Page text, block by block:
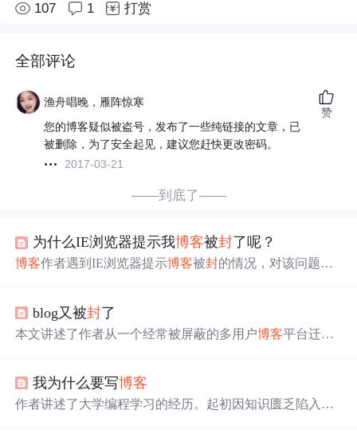
107 1 打赏
全部评论
渔舟唱晚，雁阵惊寒
您的博客疑似被盗号，发布了一些纯链接的文章，已
被删除，为了安全起见，建议您赶快更改密码。
2017-03-21
赞
——到底了——
为什么IE浏览器提示我博客被封了呢？
博客作者遇到IE浏览器提示博客被封的情况，对该问题表
blog又被封了
本文讲述了作者从一个经常被屏蔽的多用户博客平台迁移
我为什么要写博客
作者讲述了大学编程学习的经历。起初因知识匮乏陷入恶